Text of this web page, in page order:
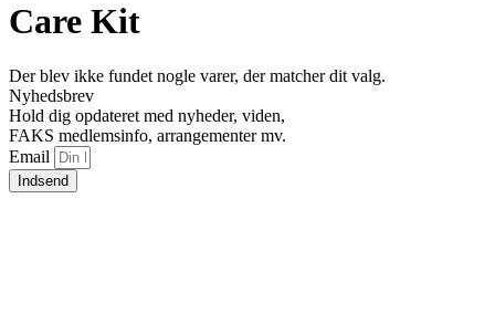
Care Kit
Der blev ikke fundet nogle varer, der matcher dit valg.
Nyhedsbrev
Hold dig opdateret med nyheder, viden,
FAKS medlemsinfo, arrangementer mv.
Email
Indsend